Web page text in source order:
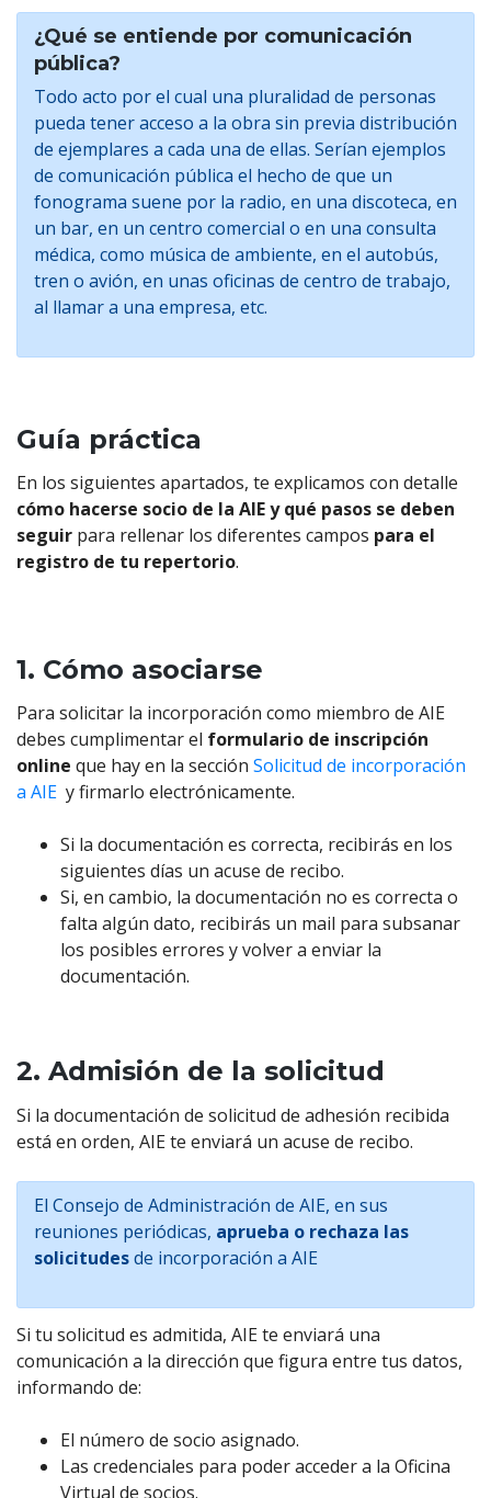
¿Qué se entiende por comunicación
pública?
Todo acto por el cual una pluralidad de personas
pueda tener acceso a la obra sin previa distribución
de ejemplares a cada una de ellas. Serían ejemplos
de comunicación pública el hecho de que un
fonograma suene por la radio, en una discoteca, en
un bar, en un centro comercial o en una consulta
médica, como música de ambiente, en el autobús,
tren o avión, en unas oficinas de centro de trabajo,
al llamar a una empresa, etc.
Guía práctica
En los siguientes apartados, te explicamos con detalle
cómo hacerse socio de la AIE y qué pasos se deben
seguir para rellenar los diferentes campos para el
registro de tu repertorio.
1. Cómo asociarse
Para solicitar la incorporación como miembro de AIE
debes cumplimentar el formulario de inscripción
online que hay en la sección Solicitud de incorporación
a AIE y firmarlo electrónicamente.
Si la documentación es correcta, recibirás en los
siguientes días un acuse de recibo.
Si, en cambio, la documentación no es correcta o
falta algún dato, recibirás un mail para subsanar
los posibles errores y volver a enviar la
documentación.
2. Admisión de la solicitud
Si la documentación de solicitud de adhesión recibida
está en orden, AIE te enviará un acuse de recibo.
El Consejo de Administración de AIE, en sus
reuniones periódicas, aprueba o rechaza las
solicitudesde incorporación a AIE
Si tu solicitud es admitida, AIE te enviará una
comunicación a la dirección que figura entre tus datos,
informando de:
El número de socio asignado.
Las credenciales para poder acceder a la Oficina
Virtual de socios.